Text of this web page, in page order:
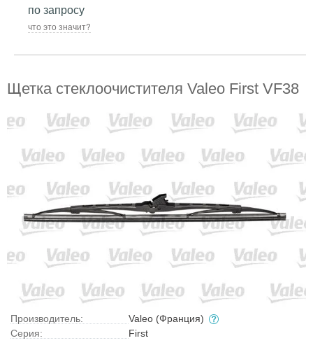
по запросу
что это значит?
Щетка стеклоочистителя Valeo First VF38
Производитель:
Valeo (Франция)
Серия:
First